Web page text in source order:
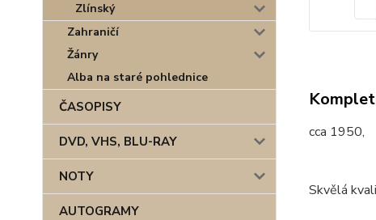
Zlínský
Zahraničí
Žánry
Alba na staré pohlednice
ČASOPISY
DVD, VHS, BLU-RAY
NOTY
AUTOGRAMY
cca 1950,
Skvělá